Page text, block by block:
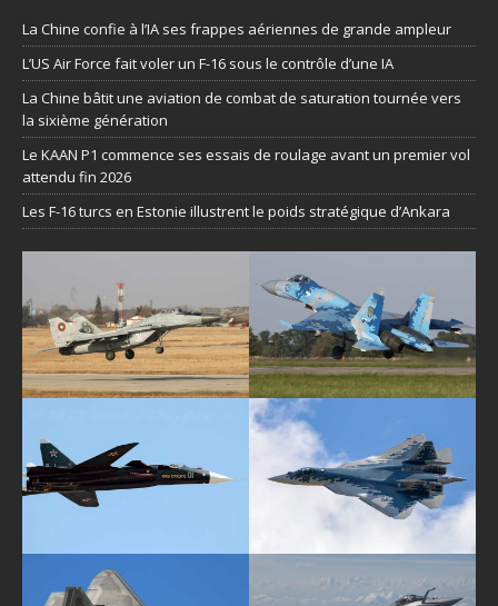
La Chine confie à l’IA ses frappes aériennes de grande ampleur
L’US Air Force fait voler un F-16 sous le contrôle d’une IA
La Chine bâtit une aviation de combat de saturation tournée vers
la sixième génération
Le KAAN P1 commence ses essais de roulage avant un premier vol
attendu fin 2026
Les F-16 turcs en Estonie illustrent le poids stratégique d’Ankara